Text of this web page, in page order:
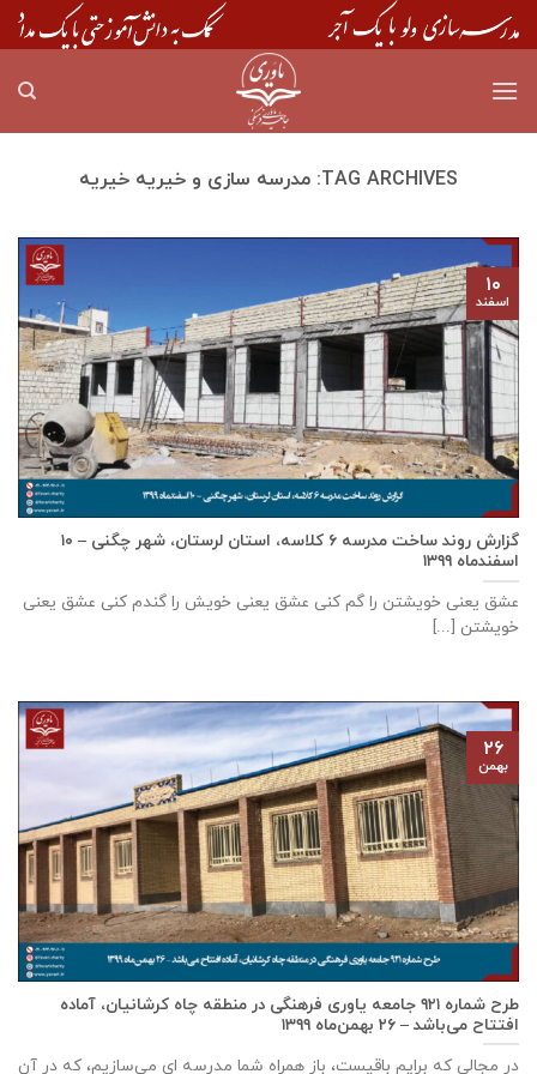
Skip
to
TAG ARCHIVES: مدرسه سازی و خیریه خیریه
گزارش روند ساخت مدرسه ٦ كلاسه، استان لرستان، شهر چگنی – ۱۰
اسفندماه ۱۳۹۹
عشق يعنی خويشتن را گم كنی عشق يعنی خويش را گندم كنی عشق يعنی
خويشتن [...]
۱۰
اسفند
طرح شماره ۹۲۱ جامعه ياوری فرهنگی در منطقه چاه کرشانیان، آماده
افتتاح می‌باشد – ۲۶ بهمن‌ماه ۱۳۹۹
در مجالی که برایم باقیست، باز همراه شما مدرسه ای می‌سازیم، که در آن
۲۶
بهمن